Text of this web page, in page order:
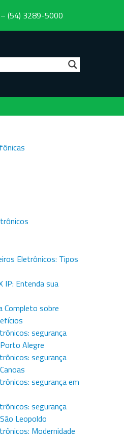
(54) 3289-5000
Eletrônicos: Tipos
IP: Entenda sua
Completo sobre
segurança
Alegre
segurança
segurança em
segurança
Leopoldo
Modernidade